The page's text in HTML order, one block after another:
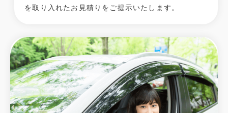
を取り入れたお見積りをご提示いたします。